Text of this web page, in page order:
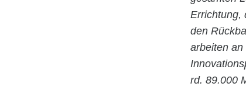
Errichtung,
den
arbeiten
rd. 89.000